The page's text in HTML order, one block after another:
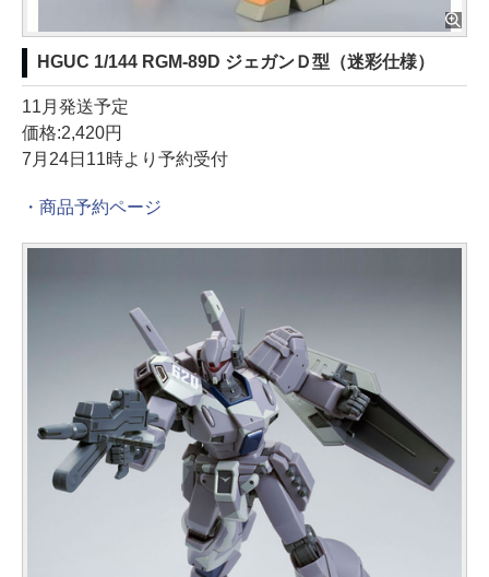
HGUC 1/144 RGM-89D ジェガンＤ型（迷彩仕様）
11月発送予定
価格:2,420円
7月24日11時より予約受付
・商品予約ページ